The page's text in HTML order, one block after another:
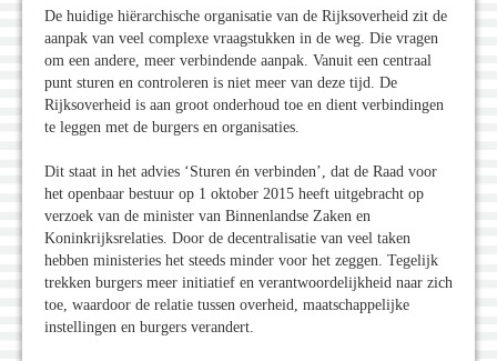
De huidige hiërarchische organisatie van de Rijksoverheid zit de
aanpak van veel complexe vraagstukken in de weg. Die vragen
om een andere, meer verbindende aanpak. Vanuit een centraal
punt sturen en controleren is niet meer van deze tijd. De
Rijksoverheid is aan groot onderhoud toe en dient verbindingen
te leggen met de burgers en organisaties.
Dit staat in het advies ‘Sturen én verbinden’, dat de Raad voor
het openbaar bestuur op 1 oktober 2015 heeft uitgebracht op
verzoek van de minister van Binnenlandse Zaken en
Koninkrijksrelaties. Door de decentralisatie van veel taken
hebben ministeries het steeds minder voor het zeggen. Tegelijk
trekken burgers meer initiatief en verantwoordelijkheid naar zich
toe, waardoor de relatie tussen overheid, maatschappelijke
instellingen en burgers verandert.